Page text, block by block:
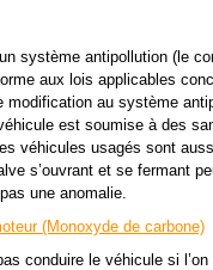
système antipollution (le
aux lois applicables
modification au système
véhicule est soumise à des
véhicules usagés sont
s’ouvrant et se fermant
une anomalie.
(Monoxyde de carbone)
conduire le véhicule si